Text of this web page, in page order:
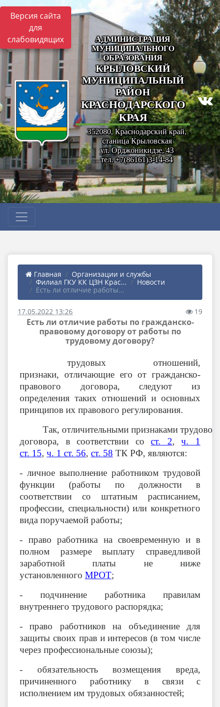
Версия сайта
для
слабовидящих
АДМИНИСТРАЦИЯ
МУНИЦИПАЛЬНОГО
ОБРАЗОВАНИЯ
КРЫЛОВСКИЙ
МУНИЦИПАЛЬНЫЙ
РАЙОН
КРАСНОДАРСКОГО
КРАЯ
352080, Краснодарский край,
станица Крыловская
ул. Орджоникидзе, 43
тел. +7(86161)3-14-84
Главная
Организации и службы
Филиал ГКУ КК ЦЗН Крас...
Новости
Есть ли отличие работы...
17.05.2022 13:26 19
Есть ли отличие работы по гражданско-
правовому договору от работы по
трудовому договору?
трудовых отношений,
признаки, отличающие его от гражданско-
правового договора, следуют из
определения таких отношений и основных
принципов их правового регулирования.
Так, отличительными признаками
договора, в соответствии сост. 2,ч. 1
ст. 15, ч. 1 ст. 56, ст. 58 ТК РФ, являются:
- личное выполнение работником трудовой
функции (работы по должности в
соответствии со штатным расписанием,
профессии, специальности) или конкретного
вида поручаемой работы;
- право работника на своевременную и в
полном размере выплату справедливой
заработной платы не ниже
установленного МРОТ;
- подчинение работника правилам
внутреннего трудового распорядка;
- право работников на объединение для
защиты своих прав и интересов (в том числе
через профессиональные союзы);
- обязательность возмещения вреда,
причиненного работнику в связи с
исполнением им трудовых обязанностей;